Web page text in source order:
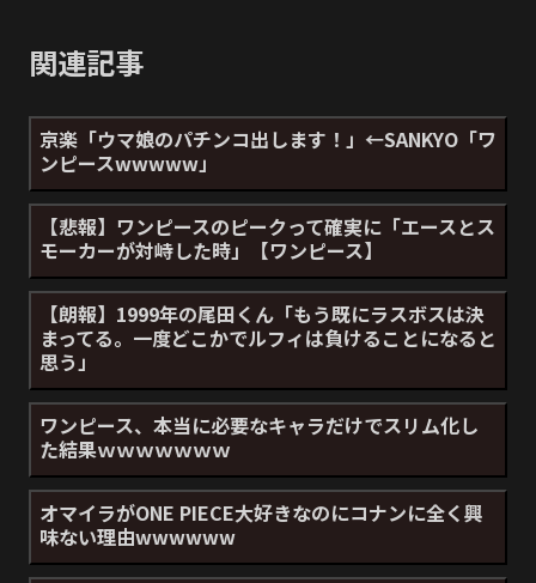
関連記事
京楽「ウマ娘のパチンコ出します！」←SANKYO「ワ
ンピースwwwww」
【悲報】ワンピースのピークって確実に「エースとス
モーカーが対峙した時」【ワンピース】
【朗報】1999年の尾田くん「もう既にラスボスは決
まってる。一度どこかでルフィは負けることになると
思う」
ワンピース、本当に必要なキャラだけでスリム化し
た結果ｗｗｗｗｗｗｗ
オマイラがONE PIECE大好きなのにコナンに全く興
味ない理由wwwwww